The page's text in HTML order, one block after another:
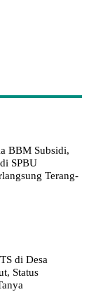
BBM Subsidi,
SPBU
Terang-
di Desa
Status